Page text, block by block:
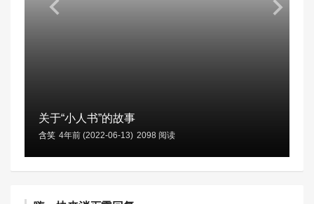
关于“小人书”的故事
含笑 4年前 (2022-06-13) 2098 阅读